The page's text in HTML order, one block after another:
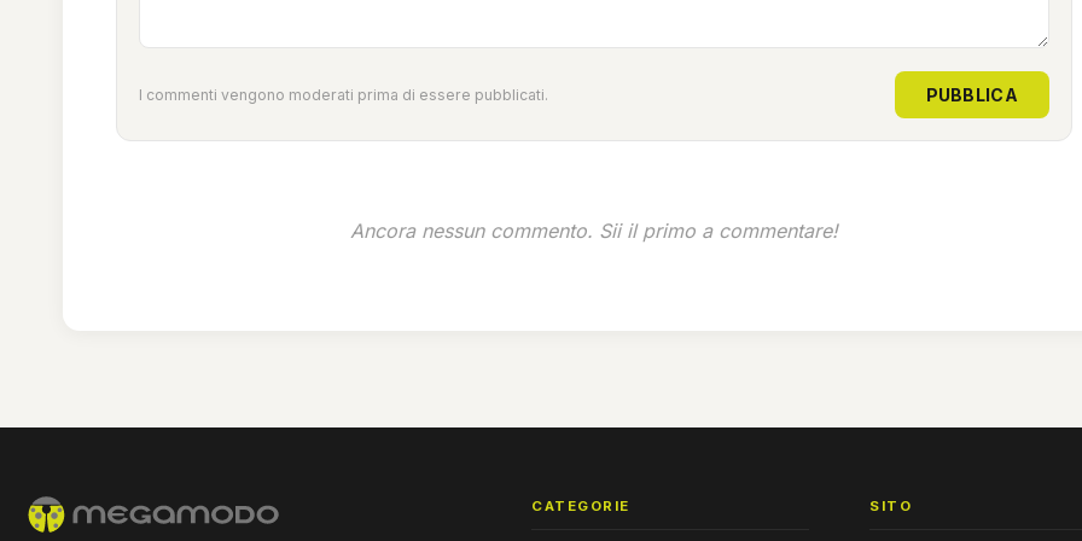
I commenti vengono moderati prima di essere pubblicati. PUBBLICA
Ancora nessun commento. Sii il primo a commentare!
CATEGORIE SITO